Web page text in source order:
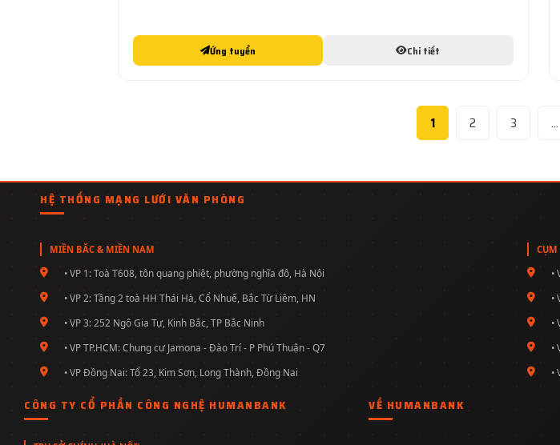
Ứng tuyển Chi tiết
1 2 3 …
CÔNG TY CỔ PHẦN CÔNG NGHỆ HUMANBANK
HỆ THỐNG MẠNG LƯỚI VĂN PHÒNG
MIỀN BẮC & MIỀN NAM
• VP 1: Toà T608, tôn quang phiệt, phường nghĩa đô, Hà Nội
• VP 2: Tầng 2 toà HH Thái Hà, Cổ Nhuế, Bắc Từ Liêm, HN
• VP 3: 252 Ngô Gia Tự, Kinh Bắc, TP Bắc Ninh
• VP TP.HCM: Chung cư Jamona - Đào Trí - P Phú Thuận - Q7
• VP Đồng Nai: Tổ 23, Kim Sơn, Long Thành, Đồng Nai
•
•
•
•
•
VỀ HUMANBANK